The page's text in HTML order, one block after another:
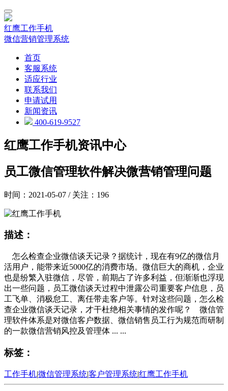
红鹰工作手机
微信营销管理系统
首页
客服系统
适应行业
联系我们
申请试用
新闻资讯
400-619-9527
红鹰工作手机资讯中心
员工微信管理软件解决微营销管理问题
时间：2021-05-07 / 关注：196
描述：
怎么检查企业微信谈天记录？据统计，现在有9亿的微信月
活用户，能带来近5000亿的消费市场。微信巨大的商机，企业
也是纷繁入驻微信，尽管，前期占了许多利益，但渐渐也浮现
出一些问题，员工微信谈天过程中泄露公司重要客户信息，员
工飞单、消极怠工、离任带走客户等。针对这些问题，怎么检
查企业微信谈天记录，才干杜绝相关事情的发作呢？ 微信管
理软件体系是对微信客户数据、微信销售员工行为规范而研制
的一款微信营销风控及管理体 ... ...
标签：
工作手机|微信管理系统|客户管理系统|红鹰工作手机